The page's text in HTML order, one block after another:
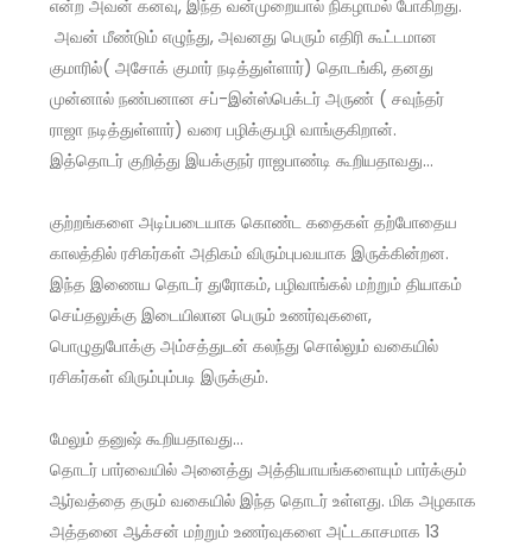
என்ற அவன் கனவு, இந்த வன்முறையால் நிகழாமல் போகிறது.
அவன் மீண்டும் எழுந்து, அவனது பெரும் எதிரி கூட்டமான
குமாரில்( அசோக் குமார் நடித்துள்ளார்) தொடங்கி, தனது
முன்னால் நண்பனான சப்-இன்ஸ்பெக்டர் அருண் ( சவுந்தர்
ராஜா நடித்துள்ளார்) வரை பழிக்குபழி வாங்குகிறான்.
இத்தொடர் குறித்து இயக்குநர் ராஜபாண்டி கூறியதாவது…
குற்றங்களை அடிப்படையாக கொண்ட கதைகள் தற்போதைய
காலத்தில் ரசிகர்கள் அதிகம் விரும்புபவயாக இருக்கின்றன.
இந்த இணைய தொடர் துரோகம், பழிவாங்கல் மற்றும் தியாகம்
செய்தலுக்கு இடையிலான பெரும் உணர்வுகளை,
பொழுதுபோக்கு அம்சத்துடன் கலந்து சொல்லும் வகையில்
ரசிகர்கள் விரும்பும்படி இருக்கும்.
மேலும் தனுஷ் கூறியதாவது…
தொடர் பார்வையில் அனைத்து அத்தியாயங்களையும் பார்க்கும்
ஆர்வத்தை தரும் வகையில் இந்த தொடர் உள்ளது. மிக அழகாக
அத்தனை ஆக்சன் மற்றும் உணர்வுகளை அட்டகாசமாக 13